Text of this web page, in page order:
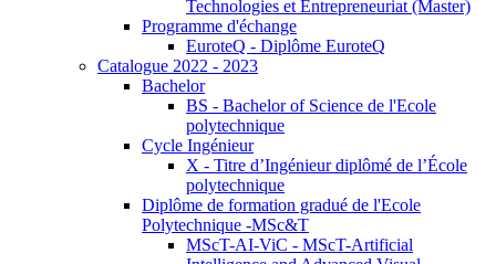
Technologies et Entrepreneuriat (Master)
Programme d'échange
EuroteQ - Diplôme EuroteQ
Catalogue 2022 - 2023
Bachelor
BS - Bachelor of Science de l'Ecole
polytechnique
Cycle Ingénieur
X - Titre d’Ingénieur diplômé de l’École
polytechnique
Diplôme de formation gradué de l'Ecole
Polytechnique -MSc&T
MScT-AI-ViC - MScT-Artificial